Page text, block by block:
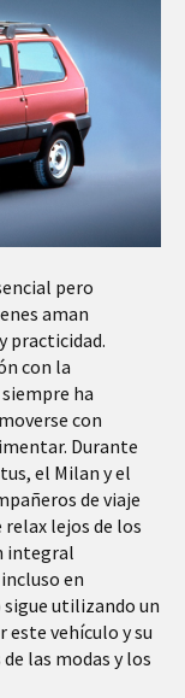
pero
aman
practicidad.
con la
ha
con
Durante
el Milan y el
de viaje
lejos de los
integral
en
sigue utilizando un
este vehículo y su
las modas y los